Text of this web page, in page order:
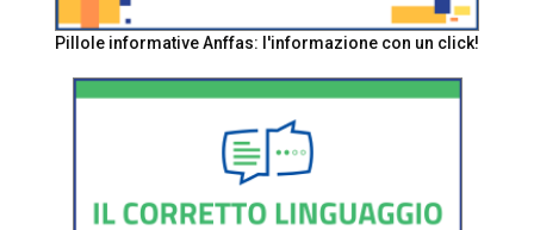
Pillole informative Anffas: l'informazione con un click!